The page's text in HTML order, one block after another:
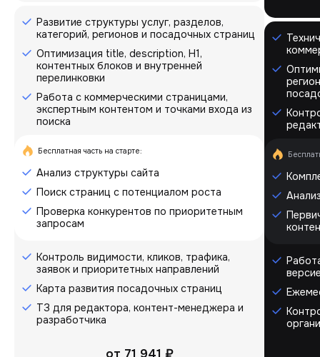
Развитие структуры услуг, разделов,
категорий, регионов и посадочных страниц
Оптимизация title, description, H1,
контентных блоков и внутренней
перелинковки
Работа с коммерческими страницами,
экспертным контентом и точками входа из
поиска
Бесплатная часть на старте:
Анализ структуры сайта
Поиск страниц с потенциалом роста
Проверка конкурентов по приоритетным
запросам
Контроль видимости, кликов, трафика,
заявок и приоритетных направлений
Карта развития посадочных страниц
ТЗ для редактора, контент-менеджера и
разработчика
от 71 941 ₽